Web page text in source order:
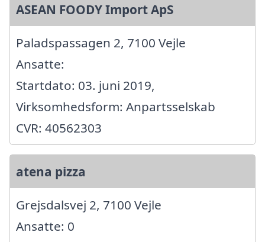
ASEAN FOODY Import ApS
Paladspassagen 2, 7100 Vejle
Ansatte:
Startdato: 03. juni 2019,
Virksomhedsform: Anpartsselskab
CVR: 40562303
atena pizza
Grejsdalsvej 2, 7100 Vejle
Ansatte: 0